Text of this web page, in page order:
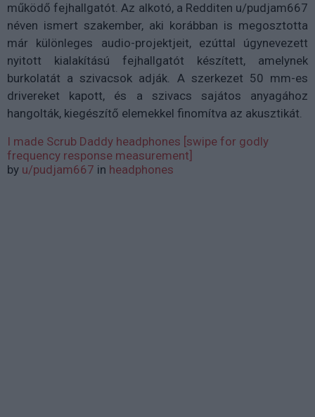
működő fejhallgatót. Az alkotó, a Redditen u/pudjam667
néven ismert szakember, aki korábban is megosztotta
már különleges audio-projektjeit, ezúttal úgynevezett
nyitott kialakítású fejhallgatót készített, amelynek
burkolatát a szivacsok adják. A szerkezet 50 mm-es
drivereket kapott, és a szivacs sajátos anyagához
hangolták, kiegészítő elemekkel finomítva az akusztikát.
I made Scrub Daddy headphones [swipe for godly
frequency response measurement]
by u/pudjam667 in headphones